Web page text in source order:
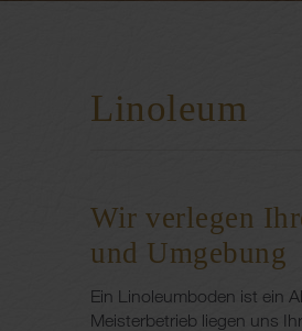
Linoleum
Wir verlegen
und Umgebung
Ein Linoleumboden ist ein
Meisterbetrieb liegen uns